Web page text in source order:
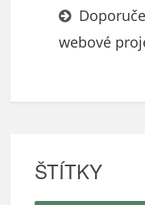
webové
ŠTÍTKY